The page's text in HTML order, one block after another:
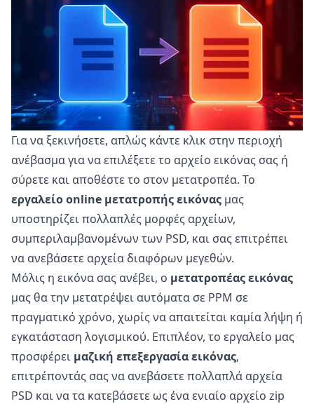
Για να ξεκινήσετε, απλώς κάντε κλικ στην περιοχή
ανέβασμα για να επιλέξετε το αρχείο εικόνας σας ή
σύρετε και αποθέστε το στον μετατροπέα. Το
εργαλείο online μετατροπής εικόνας μας
υποστηρίζει πολλαπλές μορφές αρχείων,
συμπεριλαμβανομένων των PSD, και σας επιτρέπει
να ανεβάσετε αρχεία διαφόρων μεγεθών.
Μόλις η εικόνα σας ανέβει, ο μετατροπέας εικόνας
μας θα την μετατρέψει αυτόματα σε PPM σε
πραγματικό χρόνο, χωρίς να απαιτείται καμία λήψη ή
εγκατάσταση λογισμικού. Επιπλέον, το εργαλείο μας
προσφέρει μαζική επεξεργασία εικόνας,
επιτρέποντάς σας να ανεβάσετε πολλαπλά αρχεία
PSD και να τα κατεβάσετε ως ένα ενιαίο αρχείο zip